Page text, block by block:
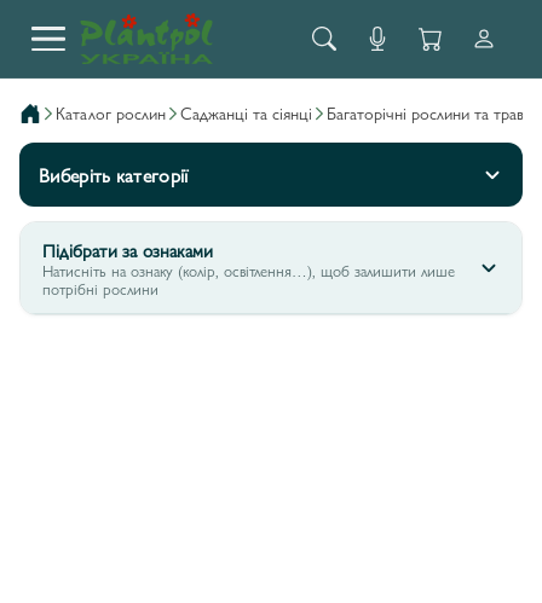
каталог рослин саджанці та сіянці багаторічні рослини та трави
Виберіть категорії
Підібрати за ознаками
Натисніть на ознаку (колір, освітлення…), щоб залишити лише
потрібні рослини